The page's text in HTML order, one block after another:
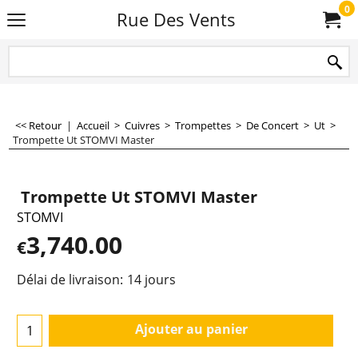
Rue Des Vents 0
<< Retour | Accueil > Cuivres > Trompettes > De Concert > Ut >
Trompette Ut STOMVI Master
Trompette Ut STOMVI Master
STOMVI
€3,740.00
Délai de livraison: 14 jours
Ajouter au panier